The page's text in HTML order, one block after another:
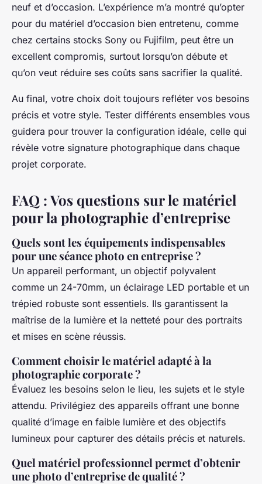
neuf et d’occasion. L’expérience m’a montré qu’opter
pour du matériel d’occasion bien entretenu, comme
chez certains stocks Sony ou Fujifilm, peut être un
excellent compromis, surtout lorsqu’on débute et
qu’on veut réduire ses coûts sans sacrifier la qualité.
Au final, votre choix doit toujours refléter vos besoins
précis et votre style. Tester différents ensembles vous
guidera pour trouver la configuration idéale, celle qui
révèle votre signature photographique dans chaque
projet corporate.
FAQ : Vos questions sur le matériel
pour la photographie d’entreprise
Quels sont les équipements indispensables
pour une séance photo en entreprise ?
Un appareil performant, un objectif polyvalent
comme un 24-70mm, un éclairage LED portable et un
trépied robuste sont essentiels. Ils garantissent la
maîtrise de la lumière et la netteté pour des portraits
et mises en scène réussis.
Comment choisir le matériel adapté à la
photographie corporate ?
Évaluez les besoins selon le lieu, les sujets et le style
attendu. Privilégiez des appareils offrant une bonne
qualité d’image en faible lumière et des objectifs
lumineux pour capturer des détails précis et naturels.
Quel matériel professionnel permet d’obtenir
une photo d’entreprise de qualité ?